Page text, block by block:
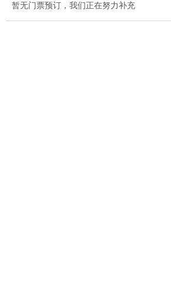
暂无门票预订，我们正在努力补充